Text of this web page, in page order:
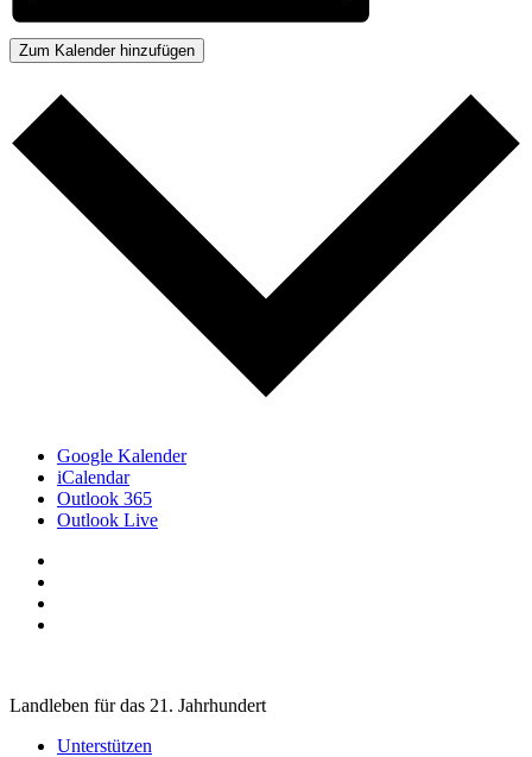
Zum Kalender hinzufügen
Google Kalender
iCalendar
Outlook 365
Outlook Live
Landleben für das 21. Jahrhundert
Unterstützen